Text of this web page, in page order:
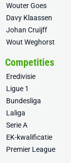
Wouter Goes
Davy Klaassen
Johan Cruijff
Wout Weghorst
Competities
Eredivisie
Ligue 1
Bundesliga
Laliga
Serie A
EK-kwalificatie
Premier League